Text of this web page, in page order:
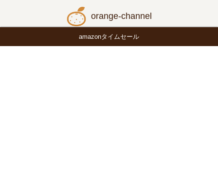
orange-channel
amazonタイムセール